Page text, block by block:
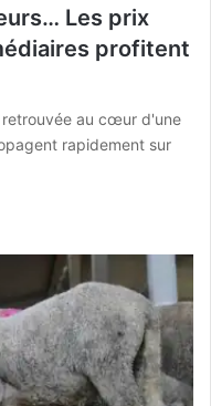
Les prix
profitent
retrouvée au cœur d'une
rapidement sur